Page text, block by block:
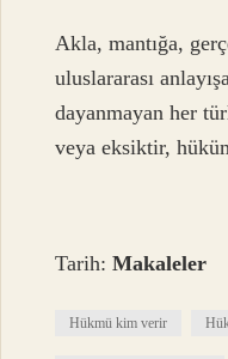
Akla, mantığa,
uluslararası
dayanmayan her
veya eksiktir,
Tarih:Makaleler
Hükmü kim verir